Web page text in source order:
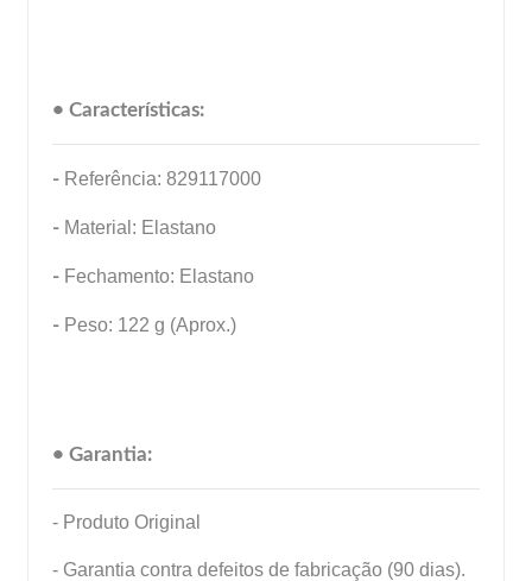
• Características:
- Referência: 829117000
- Material: Elastano
- Fechamento: Elastano
- Peso: 122 g (Aprox.)
• Garantia:
- Produto Original
- Garantia contra defeitos de fabricação (90 dias).